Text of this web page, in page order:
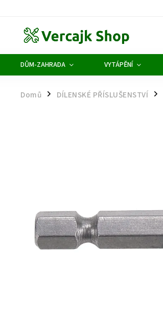
DŮM-ZAHRADA VYTÁPĚNÍ
Domů / DÍLENSKÉ PŘÍSLUŠENSTVÍ /